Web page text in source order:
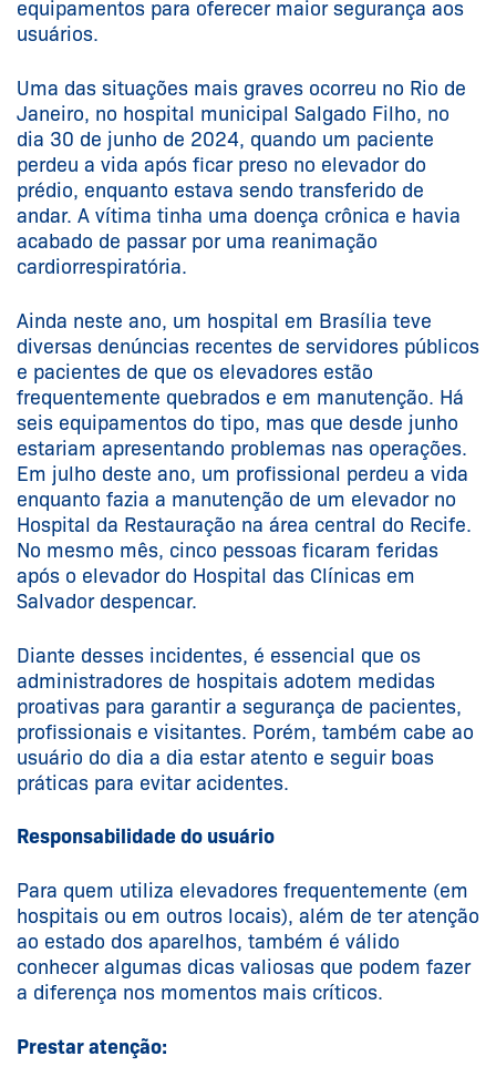
equipamentos para oferecer maior segurança aos
usuários.
Uma das situações mais graves ocorreu no Rio de
Janeiro, no hospital municipal Salgado Filho, no
dia 30 de junho de 2024, quando um paciente
perdeu a vida após ficar preso no elevador do
prédio, enquanto estava sendo transferido de
andar. A vítima tinha uma doença crônica e havia
acabado de passar por uma reanimação
cardiorrespiratória.
Ainda neste ano, um hospital em Brasília teve
diversas denúncias recentes de servidores públicos
e pacientes de que os elevadores estão
frequentemente quebrados e em manutenção. Há
seis equipamentos do tipo, mas que desde junho
estariam apresentando problemas nas operações.
Em julho deste ano, um profissional perdeu a vida
enquanto fazia a manutenção de um elevador no
Hospital da Restauração na área central do Recife.
No mesmo mês, cinco pessoas ficaram feridas
após o elevador do Hospital das Clínicas em
Salvador despencar.
Diante desses incidentes, é essencial que os
administradores de hospitais adotem medidas
proativas para garantir a segurança de pacientes,
profissionais e visitantes. Porém, também cabe ao
usuário do dia a dia estar atento e seguir boas
práticas para evitar acidentes.
Responsabilidade do usuário
Para quem utiliza elevadores frequentemente (em
hospitais ou em outros locais), além de ter atenção
ao estado dos aparelhos, também é válido
conhecer algumas dicas valiosas que podem fazer
a diferença nos momentos mais críticos.
Prestar atenção: